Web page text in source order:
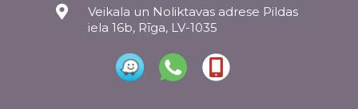
Veikala un Noliktavas adrese Pildas
iela 16b, Rīga, LV-1035